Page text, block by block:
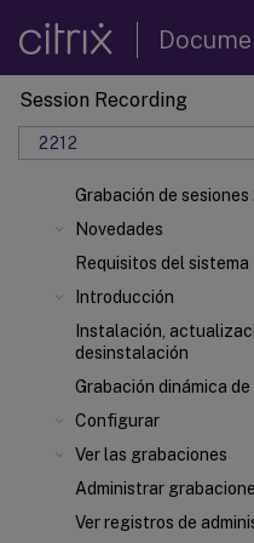
Session Recording
2212
Grabación de sesiones
Novedades
Requisitos del sistema
Introducción
Instalación,
desinstalación
Grabación dinámica de
Configurar
Ver las grabaciones
Administrar
Ver registros de